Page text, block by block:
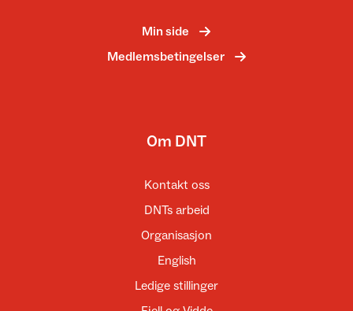
Min side
Medlemsbetingelser
Om DNT
Kontakt oss
DNTs arbeid
Organisasjon
English
Ledige stillinger